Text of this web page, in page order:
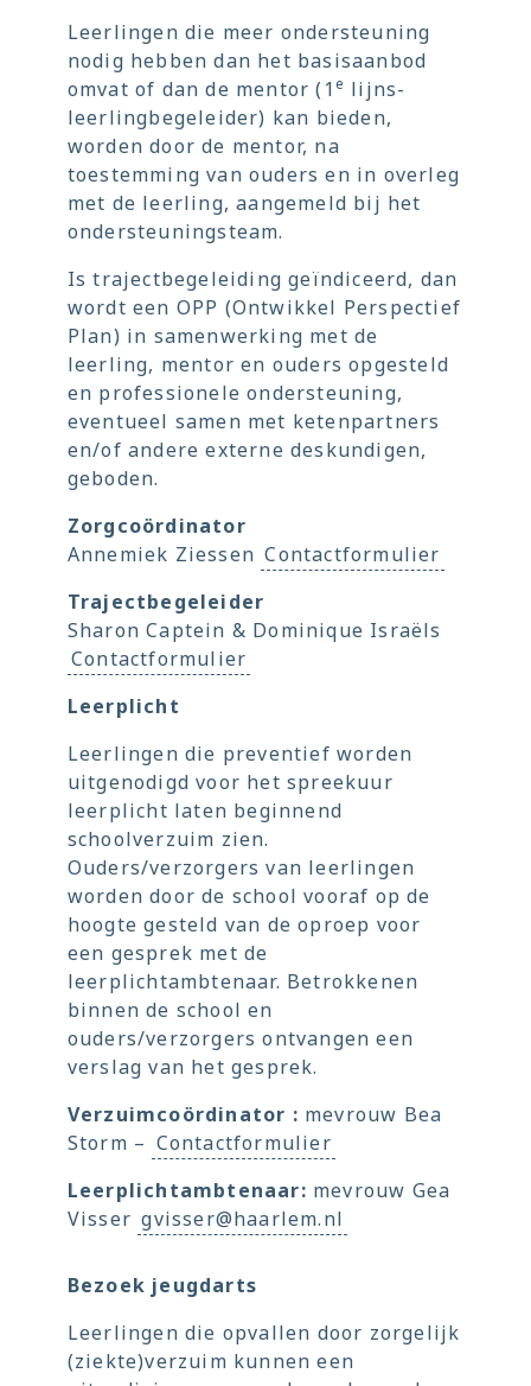
Leerlingen die meer ondersteuning
nodig hebben dan het basisaanbod
omvat of dan de mentor (1e lijns-
leerlingbegeleider) kan bieden,
worden door de mentor, na
toestemming van ouders en in overleg
met de leerling, aangemeld bij het
ondersteuningsteam.
Is trajectbegeleiding geïndiceerd, dan
wordt een OPP (Ontwikkel Perspectief
Plan) in samenwerking met de
leerling, mentor en ouders opgesteld
en professionele ondersteuning,
eventueel samen met ketenpartners
en/of andere externe deskundigen,
geboden.
Zorgcoördinator
Annemiek Ziessen Contactformulier
Trajectbegeleider
Sharon Captein & Dominique Israëls
Contactformulier
Leerplicht
Leerlingen die preventief worden
uitgenodigd voor het spreekuur
leerplicht laten beginnend
schoolverzuim zien.
Ouders/verzorgers van leerlingen
worden door de school vooraf op de
hoogte gesteld van de oproep voor
een gesprek met de
leerplichtambtenaar. Betrokkenen
binnen de school en
ouders/verzorgers ontvangen een
verslag van het gesprek.
Verzuimcoördinator : mevrouw Bea
Storm – Contactformulier
Leerplichtambtenaar: mevrouw Gea
Visser gvisser@haarlem.nl
Bezoek jeugdarts
Leerlingen die opvallen door zorgelijk
(ziekte)verzuim kunnen een